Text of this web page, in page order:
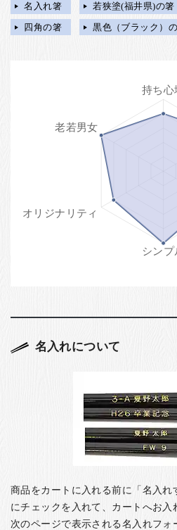
名入れ箸 若狭塗(福井県)の箸
四角の箸
黒色（ブラック）
名入れについて
商品をカートに入れる前に「名入れ
にチェックを入れて、カートへお入
次のページで表示される名入れフォ